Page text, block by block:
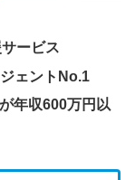
ービス
ェントNo.1
年収600万円以